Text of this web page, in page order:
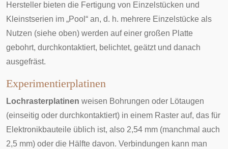
Hersteller bieten die Fertigung von Einzelstücken und
Kleinstserien im „Pool“ an, d. h. mehrere Einzelstücke als
Nutzen (siehe oben) werden auf einer großen Platte
gebohrt, durchkontaktiert, belichtet, geätzt und danach
ausgefräst.
Experimentierplatinen
Lochrasterplatinen weisen Bohrungen oder Lötaugen
(einseitig oder durchkontaktiert) in einem Raster auf, das für
Elektronikbauteile üblich ist, also 2,54 mm (manchmal auch
2,5 mm) oder die Hälfte davon. Verbindungen kann man